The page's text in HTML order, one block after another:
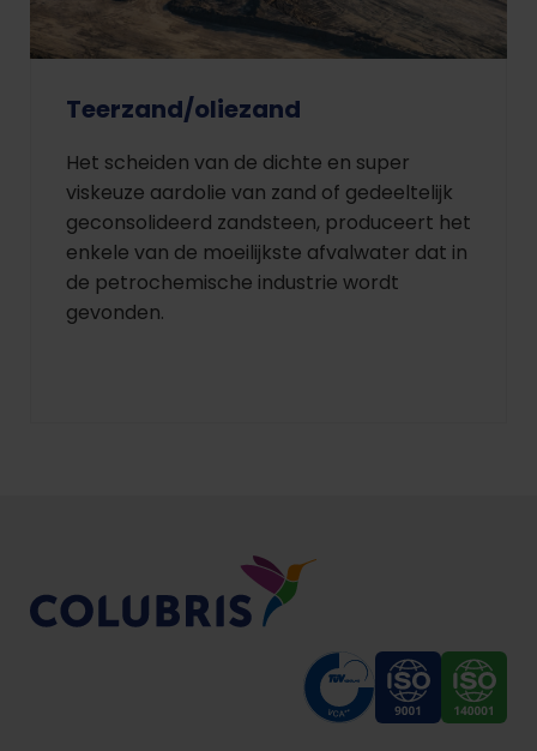
Teerzand/oliezand
Het scheiden van de dichte en super
viskeuze aardolie van zand of gedeeltelijk
geconsolideerd zandsteen, produceert het
enkele van de moeilijkste afvalwater dat in
de petrochemische industrie wordt
gevonden.